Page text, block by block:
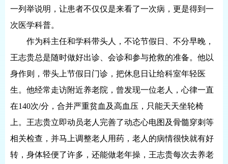
一列举说明，让患者不仅仅是来看了一次病，更是得到一
次医学科普。
作为科主任和学科带头人，不论节假日、不分早晚，
王志贵总是随时做好出诊、会诊和参与抢救的准备。他以
身作则，带头上节假日门诊，把休息日让给科室年轻医
生。他经常走访附近养老院，曾发现一位老人，心律一直
在140次/分，合并严重贫血及高血压，只能天天坐轮椅
上。王志贵立即动员老人完善了动态心电图及骨髓穿刺等
相关检查，并马上调整老人用药，老人的病情很快就有好
转，身体轻便了许多，还能做老年操，王志贵每次去养老